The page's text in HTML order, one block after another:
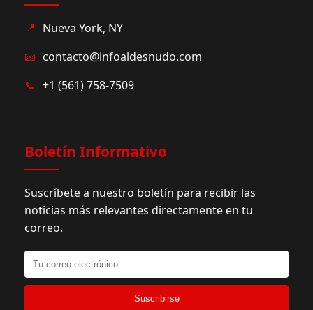
📍 Nueva York, NY
📧 contacto@infoaldesnudo.com
📞 +1 (561) 758-7509
Boletín Informativo
Suscríbete a nuestro boletín para recibir las
noticias más relevantes directamente en tu
correo.
Suscribirse